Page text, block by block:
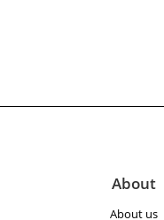
About
About us